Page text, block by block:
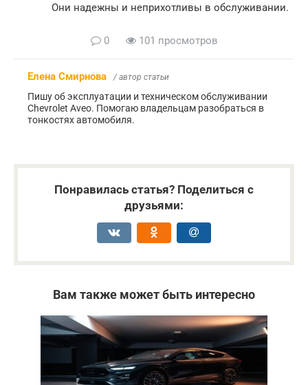
Они надежны и неприхотливы в обслуживании.
0 101 просмотров
Елена Смирнова / автор статьи
Пишу об эксплуатации и техническом обслуживании
Chevrolet Aveo. Помогаю владельцам разобраться в
тонкостях автомобиля.
Понравилась статья? Поделиться с
друзьями:
Вам также может быть интересно